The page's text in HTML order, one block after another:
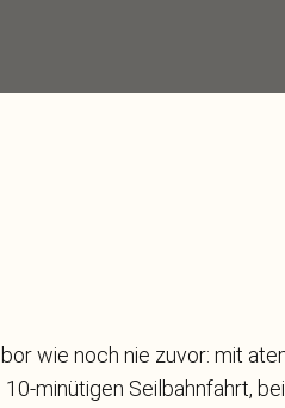
wie noch nie zuvor: mit
10-minütigen Seilbahnfahrt,